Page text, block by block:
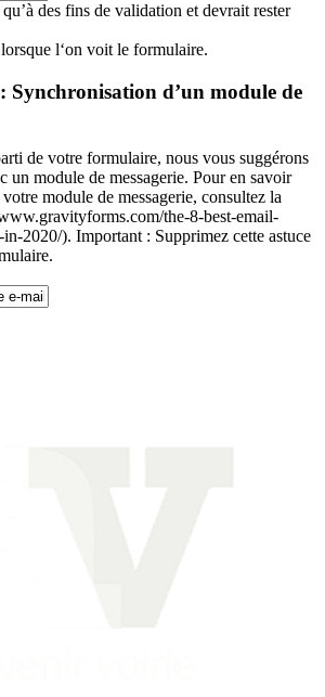
des fins de validation et devrait rester
l‘on voit le formulaire.
Synchronisation d’un module de
de votre formulaire, nous vous suggérons
un module de messagerie. Pour en savoir
module de messagerie, consultez la
the-8-best-email-
2020/). Important : Supprimez cette astuce